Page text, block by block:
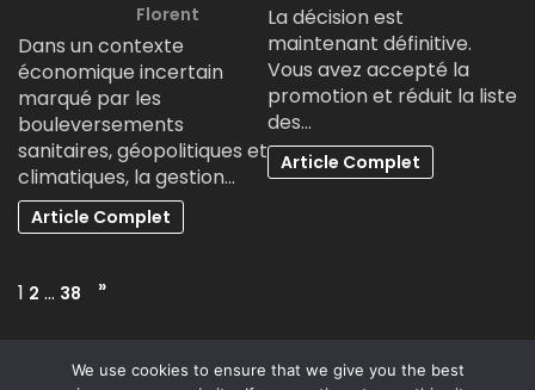
Florent
Dans un contexte
économique incertain
marqué par les
bouleversements
sanitaires, géopolitiques et
climatiques, la gestion…
Article Complet
La décision est
maintenant définitive.
Vous avez accepté la
promotion et réduit la liste
des…
Article Complet
Page:
1 2 … 38 Next
»
We use cookies to ensure that we give you the best